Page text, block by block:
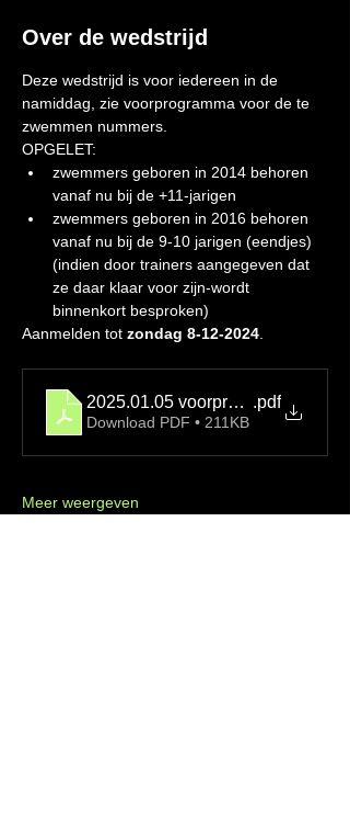
Over de wedstrijd
Deze wedstrijd is voor iedereen in de
namiddag, zie voorprogramma voor de te
zwemmen nummers.
OPGELET:
zwemmers geboren in 2014 behoren
vanaf nu bij de +11-jarigen
zwemmers geboren in 2016 behoren
vanaf nu bij de 9-10 jarigen (eendjes)
(indien door trainers aangegeven dat
ze daar klaar voor zijn-wordt
binnenkort besproken)
Aanmelden tot zondag 8-12-2024
2025.01.05 voorprogramma HL
.pdf
Download PDF • 211KB
Meer weergeven